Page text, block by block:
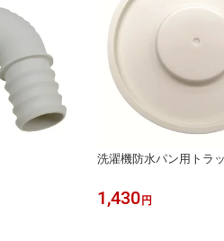
洗濯機防水パン用トラ
1,430 円